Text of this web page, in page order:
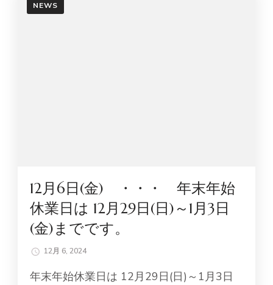
NEWS
12月6日(金) ・・・ 年末年始
休業日は 12月29日(日)～1月3日
(金)までです。
12月 6, 2024
年末年始休業日は 12月29日(日)～1月3日